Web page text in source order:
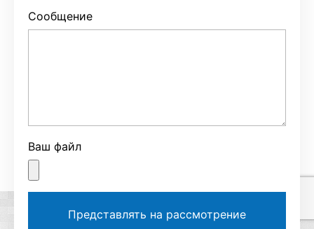
Сообщение
Ваш файл
Представлять на рассмотрение